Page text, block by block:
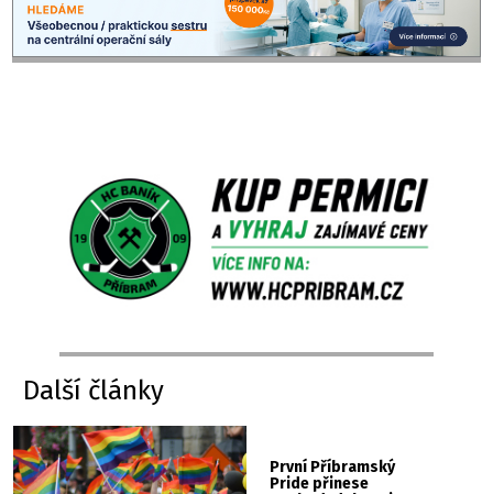
Další články
První Příbramský
Pride přinese